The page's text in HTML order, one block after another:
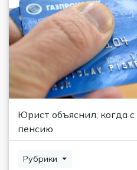
Юрист объяснил, когда
пенсию
Рубрики